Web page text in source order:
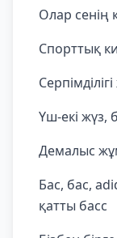
Олар
Спорттық
Үш-екі жүз,
Демалыс
Бас, бас,
қатты басс